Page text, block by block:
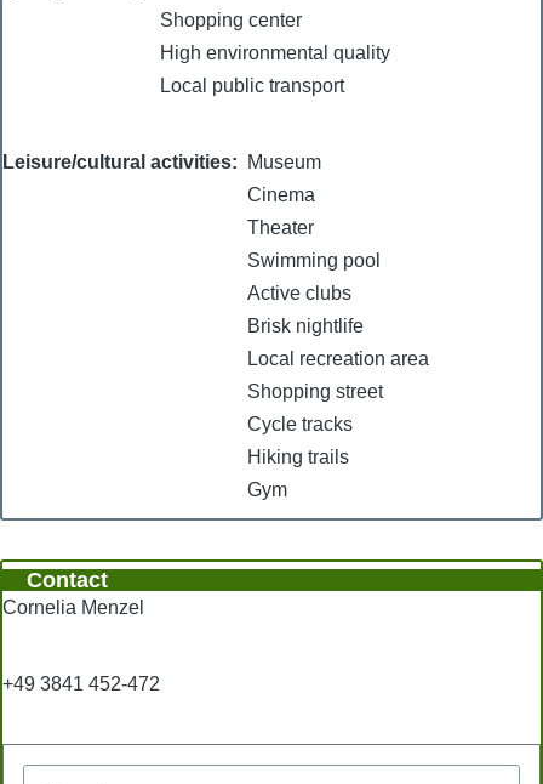
Shopping center
High environmental quality
Local public transport
Leisure/cultural activities
Museum
Cinema
Theater
Swimming pool
Active clubs
Brisk nightlife
Local recreation area
Shopping street
Cycle tracks
Hiking trails
Gym
Contact
Cornelia Menzel
+49 3841 452-472